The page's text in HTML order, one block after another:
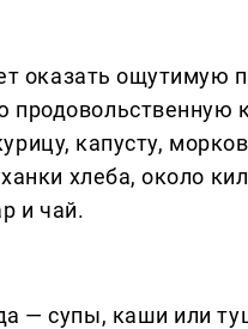
оказать ощутимую
капусту,
хлеба, около
и чай.
— супы, каши или